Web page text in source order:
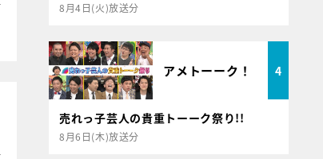
8月4日(火)放送分
アメトーーク！ 4
売れっ子芸人の貴重トーーク祭り!!
8月6日(木)放送分